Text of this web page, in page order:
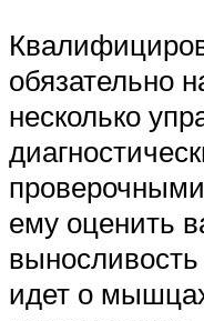
обязательно
несколько
ему оценить
идет о